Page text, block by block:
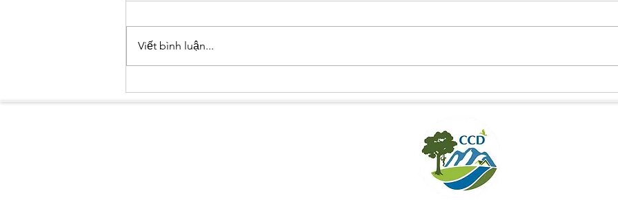
TÓT VÀ BÒ RỪNG TẠI VIỆT NAM
BẢO TỒN ĐA DẠNG SINH HỌC TẠI
LÝ
Viết bình luận...